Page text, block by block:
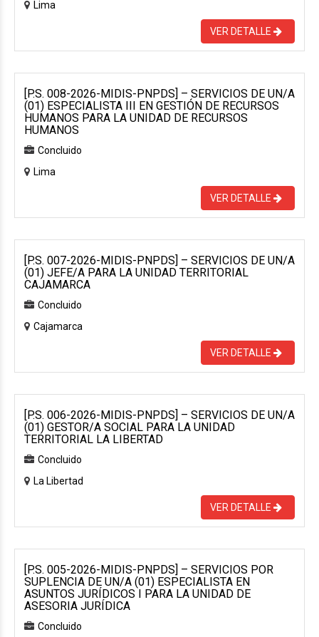
Lima
VER DETALLE
[P.S. 008-2026-MIDIS-PNPDS] – SERVICIOS DE UN/A
(01) ESPECIALISTA III EN GESTIÓN DE RECURSOS
HUMANOS PARA LA UNIDAD DE RECURSOS
HUMANOS
Concluido
Lima
VER DETALLE
[P.S. 007-2026-MIDIS-PNPDS] – SERVICIOS DE UN/A
(01) JEFE/A PARA LA UNIDAD TERRITORIAL
CAJAMARCA
Concluido
Cajamarca
VER DETALLE
[P.S. 006-2026-MIDIS-PNPDS] – SERVICIOS DE UN/A
(01) GESTOR/A SOCIAL PARA LA UNIDAD
TERRITORIAL LA LIBERTAD
Concluido
La Libertad
VER DETALLE
[P.S. 005-2026-MIDIS-PNPDS] – SERVICIOS POR
SUPLENCIA DE UN/A (01) ESPECIALISTA EN
ASUNTOS JURÍDICOS I PARA LA UNIDAD DE
ASESORIA JURÍDICA
Concluido